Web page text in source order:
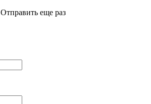
Отправить еще раз